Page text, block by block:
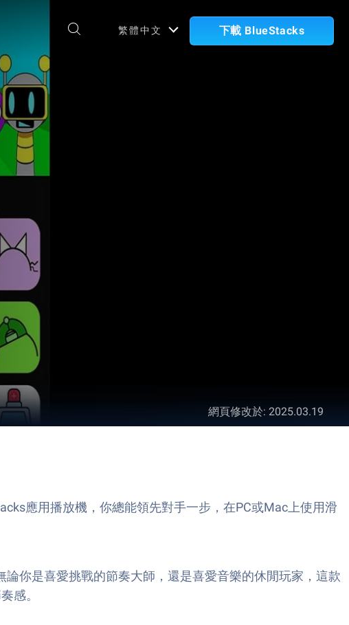
繁體中文 下載 BlueStacks
網頁修改於: 2025.03.19
應用播放機，你總能領先對手一步，在PC或Mac上使用滑
你是喜愛挑戰的節奏大師，還是喜愛音樂的休閒玩家，這款
感。